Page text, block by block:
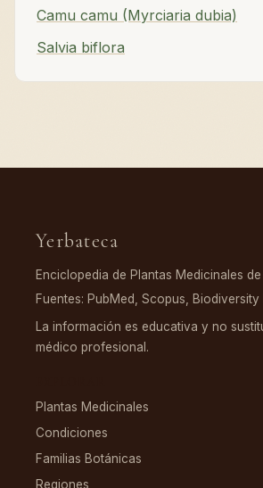
Camu camu (Myrciaria dubia)
Salvia biflora
Yerbateca
Enciclopedia de Plantas Medicinales
Fuentes: PubMed, Scopus, Biodiversity
La información es educativa y no
médico profesional.
Plantas Medicinales
Condiciones
Familias Botánicas
Regiones